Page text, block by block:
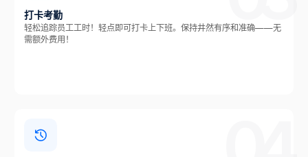
打卡考勤
轻松追踪员工工时！轻点即可打卡上下班。保持井然有序和准确——无
需额外费用！